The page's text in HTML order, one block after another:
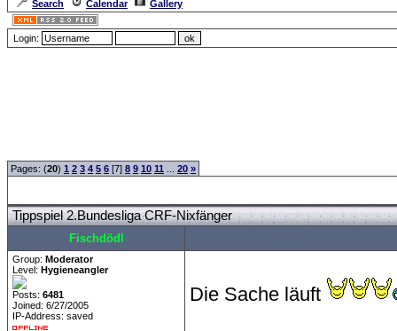
Search Calendar
Gallery
Login:
Pages: (20) 1 2 3 4 5 6 [7] 8 9 10 11 20 »
Tippspiel 2.Bundesliga CRF-Nixfänger
Fischdödl
Group: Moderator
Level: Hygieneangler
Posts: 6481
Joined: 6/27/2005
IP-Address: saved
Die Sache läuft